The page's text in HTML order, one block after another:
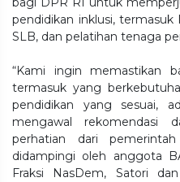
pendidikan inklusi,
SLB, dan pelatihan tenaga
“Kami ingin memastikan
termasuk yang
pendidikan yang sesuai,
mengawal rekomendasi
perhatian dari
didampingi oleh anggota
Fraksi NasDem, Satori